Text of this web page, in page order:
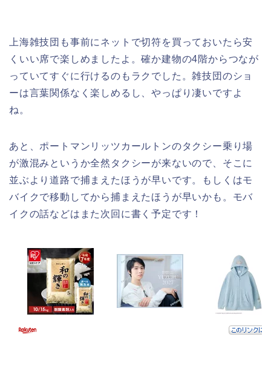
上海雑技団も事前にネットで切符を買っておいたら安
くいい席で楽しめましたよ。確か建物の4階からつなが
っていてすぐに行けるのもラクでした。雑技団のショ
ーは言葉関係なく楽しめるし、やっぱり凄いですよ
ね。
あと、ポートマンリッツカールトンのタクシー乗り場
が激混みというか全然タクシーが来ないので、そこに
並ぶより道路で捕まえたほうが早いです。もしくはモ
バイクで移動してから捕まえたほうが早いかも。モバ
イクの話などはまた次回に書く予定です！